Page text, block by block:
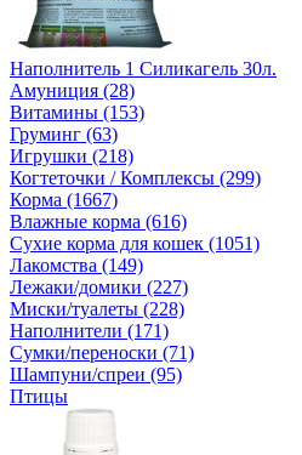
Наполнитель 1 Силикагель 30л.
Амуниция (28)
Витамины (153)
Груминг (63)
Игрушки (218)
Когтеточки / Комплексы (299)
Корма (1667)
Влажные корма (616)
Сухие корма для кошек (1051)
Лакомства (149)
Лежаки/домики (227)
Миски/туалеты (228)
Наполнители (171)
Сумки/переноски (71)
Шампуни/спреи (95)
Птицы